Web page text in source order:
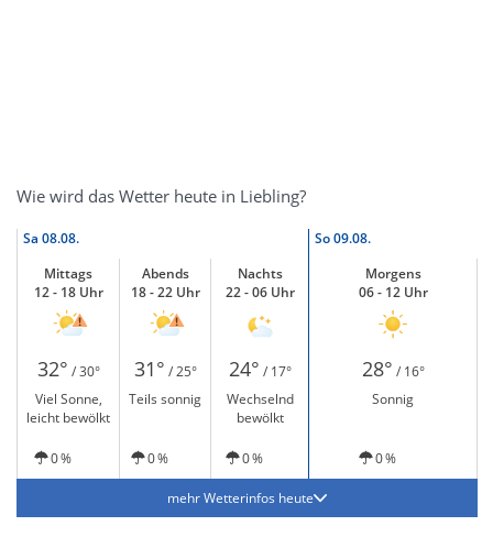
Wie wird das Wetter heute in Liebling?
Sa 08.08. So09.08.
Mittags
12 - 18 Uhr
Abends
18 - 22 Uhr
Nachts
22 - 06 Uhr
Morgens
06 - 12 Uhr
32° / 30° 31° / 25° 24° / 17° 28° / 16°
Viel Sonne,
leicht bewölkt
Teils sonnig
Wechselnd
bewölkt
Sonnig
0 % 0 % 0 % 0 %
mehr Wetterinfos heute